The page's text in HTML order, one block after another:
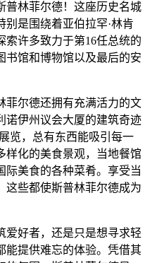
普林菲尔德！这座历史名城
是围绕着亚伯拉罕·林肯
索许多致力于第16任总统的
书馆和博物馆以及最后的安
菲尔德还拥有充满活力的文
诺伊州议会大厦的建筑奇迹
览，总有东西能吸引每一
样化的美食景观，当地餐馆
际美食的各种菜肴。享受当
这些都使斯普林菲尔德成为
爱好者，还是只是想寻求轻
能提供难忘的体验。凭借其